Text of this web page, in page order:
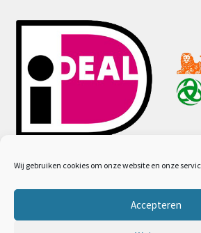
Wij gebruiken cookies om onze website en onze
Accepteren
© Ayurveda webwinkel 2026